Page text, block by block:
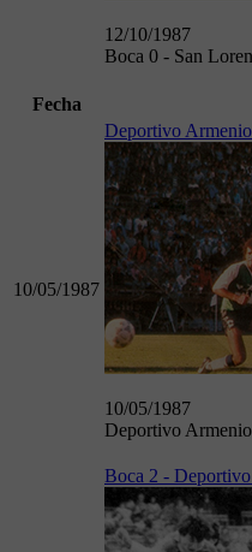
12/10/1987
Boca 0 - San
Fecha
10/05/1987
Deportivo
10/05/1987
Deportivo
Boca 2 -